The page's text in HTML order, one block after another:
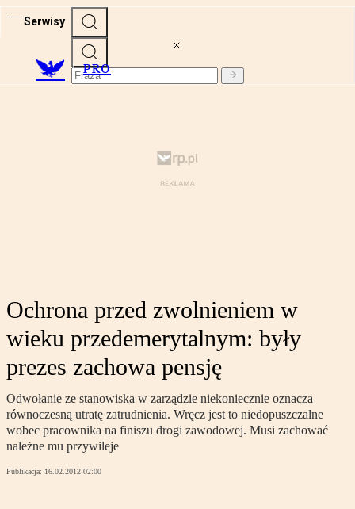
Serwisy
PRO
Ochrona przed zwolnieniem w
wieku przedemerytalnym: były
prezes zachowa pensję
Odwołanie ze stanowiska w zarządzie niekoniecznie oznacza
równoczesną utratę zatrudnienia. Wręcz jest to niedopuszczalne
wobec pracownika na finiszu drogi zawodowej. Musi zachować
należne mu przywileje
Publikacja: 16.02.2012 02:00